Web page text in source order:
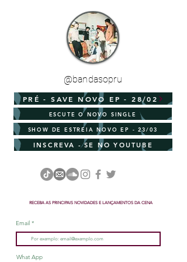
@bandasopru
PRÉ - SAVE NOVO EP - 28/02
ESCUTE O NOVO SINGLE
SHOW DE ESTREIA NOVO EP - 23/03
INSCREVA - SE NO YOUTUBE
RECEBA AS PRINCIPAIS NOVIDADES E LANÇAMENTOS DA CENA
Email
What App